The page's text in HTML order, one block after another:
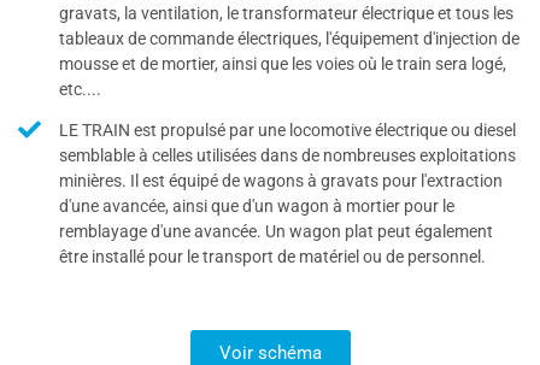
gravats, la ventilation, le transformateur électrique et tous les
tableaux de commande électriques, l'équipement d'injection de
mousse et de mortier, ainsi que les voies où le train sera logé,
etc....
LE TRAIN est propulsé par une locomotive électrique ou diesel
semblable à celles utilisées dans de nombreuses exploitations
minières. Il est équipé de wagons à gravats pour l'extraction
d'une avancée, ainsi que d'un wagon à mortier pour le
remblayage d'une avancée. Un wagon plat peut également
être installé pour le transport de matériel ou de personnel.
Voir schéma